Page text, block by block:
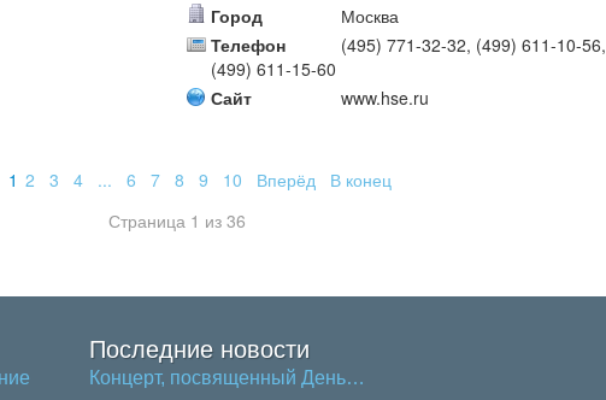
Город
Москва
Телефон
(495) 771-32-32, (499) 611-10-56,
(499) 611-15-60
Сайт
www.hse.ru
1 2 3 4 ... 6 7 8 9 10 Вперёд
В конец
Страница 1 из 36
Последние новости
Концерт, посвященный День…